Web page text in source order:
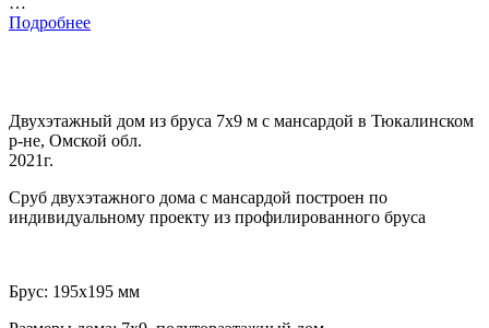
Подробнее
Двухэтажный дом из бруса 7х9 м с мансардой в Тюкалинском
р-не, Омской обл.
2021г.
Сруб двухэтажного дома с мансардой построен по
индивидуальному проекту из профилированного бруса
Брус: 195х195 мм